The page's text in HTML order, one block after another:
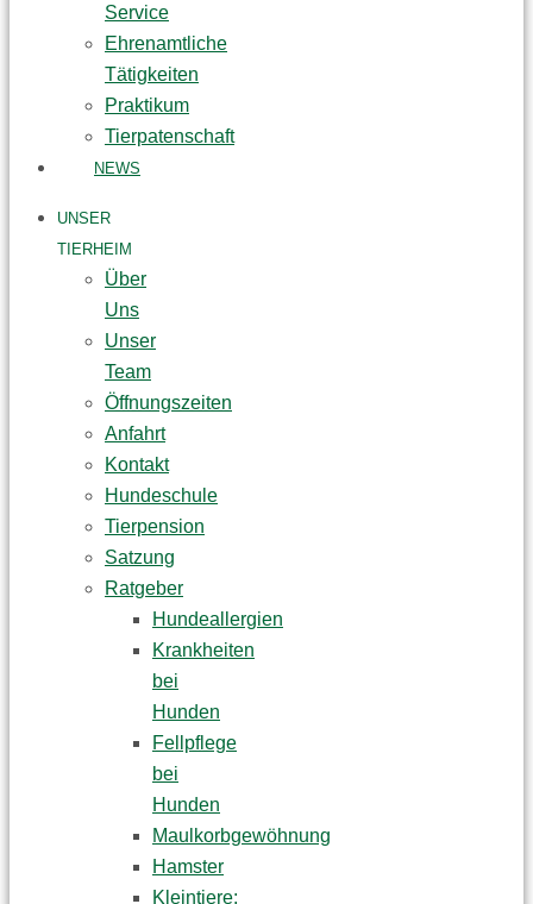
Service
Ehrenamtliche
Tätigkeiten
Praktikum
Tierpatenschaft
NEWS
UNSER
TIERHEIM
Über
Uns
Unser
Team
Öffnungszeiten
Anfahrt
Kontakt
Hundeschule
Tierpension
Satzung
Ratgeber
Hundeallergien
Krankheiten
bei
Hunden
Fellpflege
bei
Hunden
Maulkorbgewöhnung
Hamster
Kleintiere: